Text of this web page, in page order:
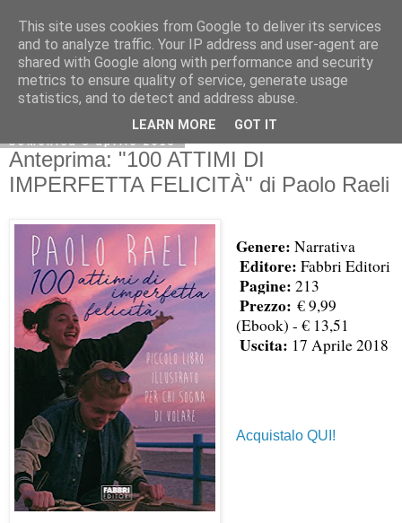
domenica 8 aprile 2018
Anteprima: "100 ATTIMI DI
IMPERFETTA FELICITÀ" di Paolo Raeli
Genere:Narrativa
Editore:Fabbri Editori
Pagine:213
Prezzo:€ 9,99
(Ebook) - € 13,51
Uscita: 17 Aprile 2018
Acquistalo QUI!
This site uses cookies from Google to deliver its services
and to analyze traffic. Your IP address and user-agent are
shared with Google along with performance and security
metrics to ensure quality of service, generate usage
statistics, and to detect and address abuse.
LEARN MORE GOT IT